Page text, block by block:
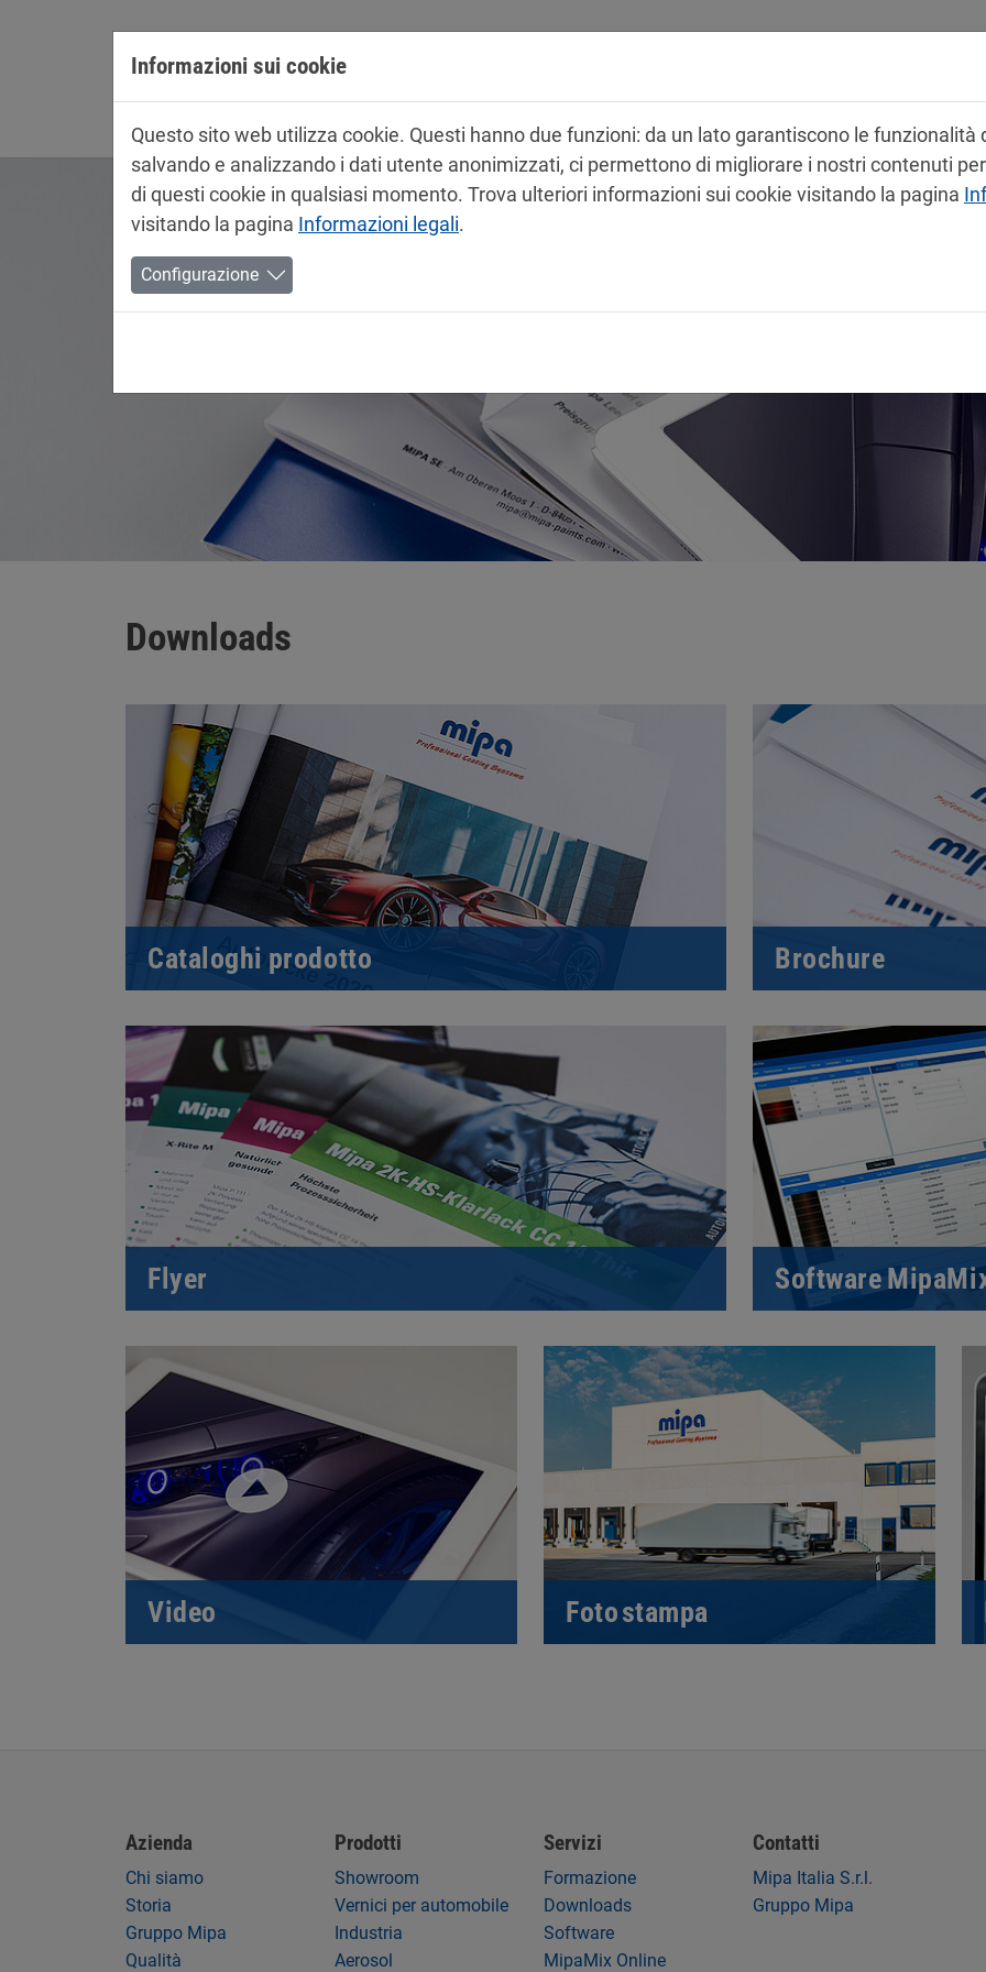
Azienda Prodotti Servizi Contatti
Downloads
Cataloghi prodotto Brochure
Flyer Software
Video Foto stampa
Azienda
Chi siamo
Storia
Gruppo Mipa
Qualità
Prodotti
Showroom
Vernici per automobile
Industria
Aerosol
Servizi
Formazione
Downloads
Software
MipaMix Online
Contatti
Mipa Italia S.r.l.
Gruppo Mipa
Informazioni sui cookie
Questo sito web utilizza cookie. Questi hanno due funzioni: da un lato garantiscono le
salvando e analizzando i dati utente anonimizzati, ci permettono di migliorare i nostri contenuti
di questi cookie in qualsiasi momento. Trova ulteriori informazioni sui cookie visitando la pagina
visitando la pagina Informazioni legali.
Configurazione